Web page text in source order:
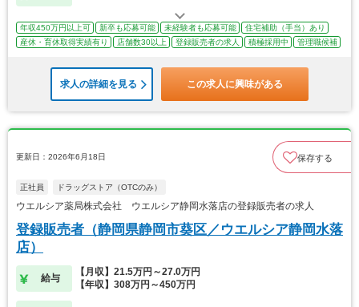
年収450万円以上可 新卒も応募可能 未経験者も応募可能
住宅補助（手当）あり
産休・育休取得実績有り
店舗数30以上 登録販売者の求人 積極採用中 管理職候補
求人の詳細を見る この求人に興味がある
更新日：2026年6月18日 保存する
正社員 ドラッグストア（OTCのみ）
ウエルシア薬局株式会社 ウエルシア静岡水落店の登録販売者の求人
登録販売者（静岡県静岡市葵区／ウエルシア静岡水落
店）
給与
【月収】21.5万円～27.0万円
【年収】308万円～450万円